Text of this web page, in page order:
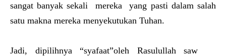
sangat banyak sekali mereka yang pasti dalam salah
satu makna mereka menyekutukan Tuhan.
Jadi, dipilihnya “syafaat”oleh Rasulullah saw